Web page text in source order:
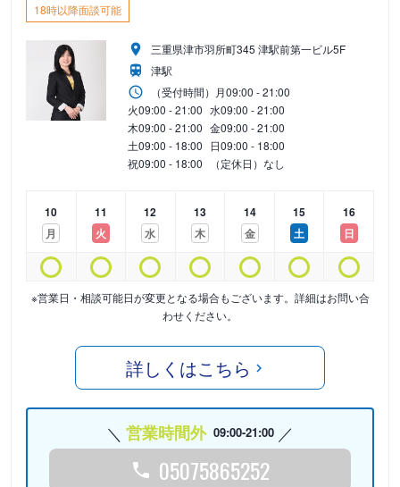
18時以降面談可能
三重県津市羽所町345 津駅前第一ビル5F
津駅
（受付時間） 月09:00 - 21:00
火09:00 - 21:00 水09:00 - 21:00
木09:00 - 21:00 金09:00 - 21:00
土09:00 - 18:00 日09:00 - 18:00
祝09:00 - 18:00 （定休日）なし
10
月
11
火
12
水
13
木
14
金
15
土
16
日
※営業日・相談可能日が変更となる場合もございます。詳細はお問い合
わせください。
詳しくはこちら
営業時間外 09:00-21:00
05075865252